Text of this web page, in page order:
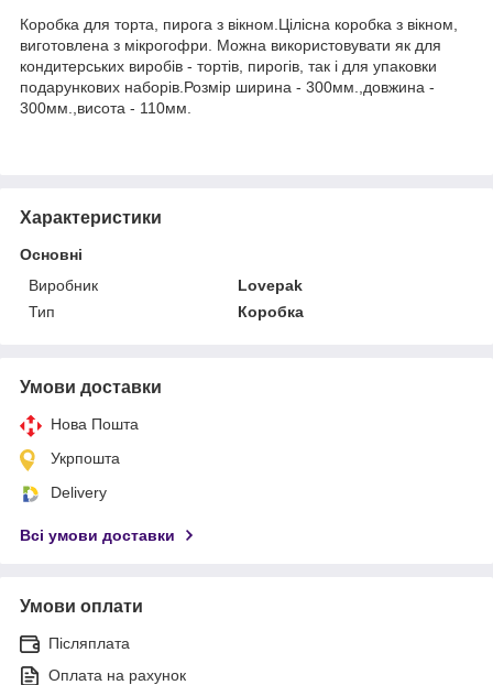
Коробка для торта, пирога з вікном.Цілісна коробка з вікном,
виготовлена з мікрогофри. Можна використовувати як для
кондитерських виробів - тортів, пирогів, так і для упаковки
подарункових наборів.Розмір ширина - 300мм.,довжина -
300мм.,висота - 110мм.
Характеристики
Основні
Виробник
Lovepak
Тип
Коробка
Умови доставки
Нова Пошта
Укрпошта
Delivery
Всі умови доставки
Умови оплати
Післяплата
Оплата на рахунок